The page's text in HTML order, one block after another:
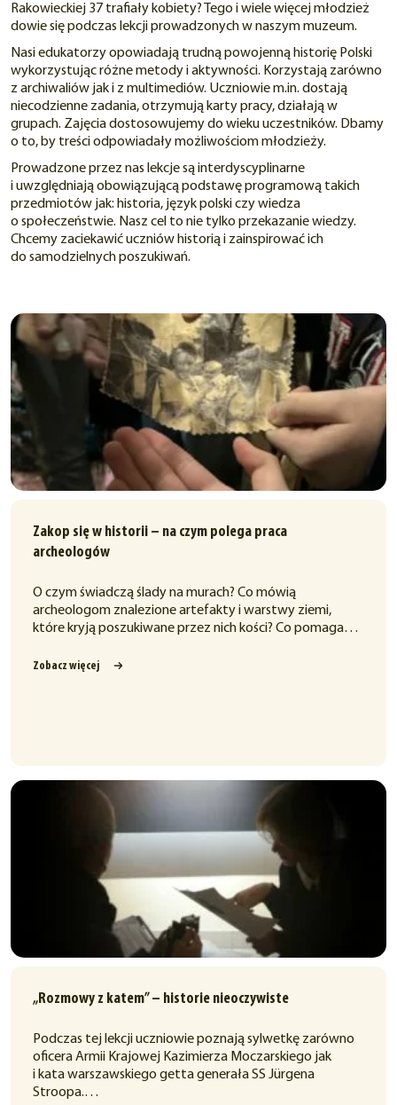
Rakowieckiej 37 trafiały kobiety? Tego i wiele więcej młodzież
dowie się podczas lekcji prowadzonych w naszym muzeum.
Nasi edukatorzy opowiadają trudną powojenną historię Polski
wykorzystując różne metody i aktywności. Korzystają zarówno
z archiwaliów jak i z multimediów. Uczniowie m.in. dostają
niecodzienne zadania, otrzymują karty pracy, działają w
grupach. Zajęcia dostosowujemy do wieku uczestników. Dbamy
o to, by treści odpowiadały możliwościom młodzieży.
Prowadzone przez nas lekcje są interdyscyplinarne
i uwzględniają obowiązującą podstawę programową takich
przedmiotów jak: historia, język polski czy wiedza
o społeczeństwie. Nasz cel to nie tylko przekazanie wiedzy.
Chcemy zaciekawić uczniów historią i zainspirować ich
do samodzielnych poszukiwań.
Zakop się w historii – na czym polega praca
archeologów
O czym świadczą ślady na murach? Co mówią
archeologom znalezione artefakty i warstwy ziemi,
które kryją poszukiwane przez nich kości? Co pomaga…
Zobacz więcej
„Rozmowy z katem” – historie nieoczywiste
Podczas tej lekcji uczniowie poznają sylwetkę zarówno
oficera Armii Krajowej Kazimierza Moczarskiego jak
i kata warszawskiego getta generała SS Jürgena
Stroopa.…